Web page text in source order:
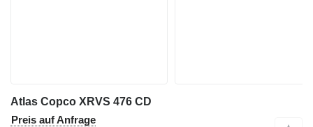
Atlas Copco XRVS 476 CD
Preis auf Anfrage